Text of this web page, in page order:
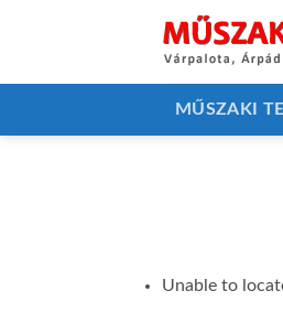
MŰSZAKI
Unable to